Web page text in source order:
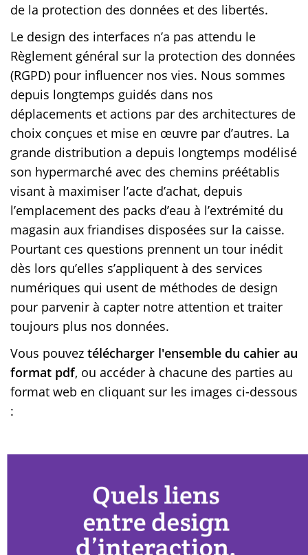
de la protection des données et des libertés.
Le design des interfaces n’a pas attendu le
Règlement général sur la protection des données
(RGPD) pour influencer nos vies. Nous sommes
depuis longtemps guidés dans nos
déplacements et actions par des architectures de
choix conçues et mise en œuvre par d’autres. La
grande distribution a depuis longtemps modélisé
son hypermarché avec des chemins préétablis
visant à maximiser l’acte d’achat, depuis
l’emplacement des packs d’eau à l’extrémité du
magasin aux friandises disposées sur la caisse.
Pourtant ces questions prennent un tour inédit
dès lors qu’elles s’appliquent à des services
numériques qui usent de méthodes de design
pour parvenir à capter notre attention et traiter
toujours plus nos données.
Vous pouvez télécharger l'ensemble du cahier au
format pdf, ou accéder à chacune des parties au
format web en cliquant sur les images ci-dessous
: